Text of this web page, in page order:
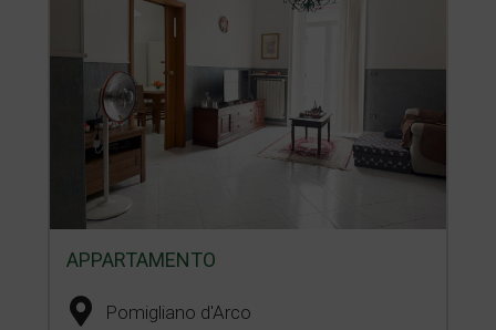
APPARTAMENTO
Pomigliano d'Arco